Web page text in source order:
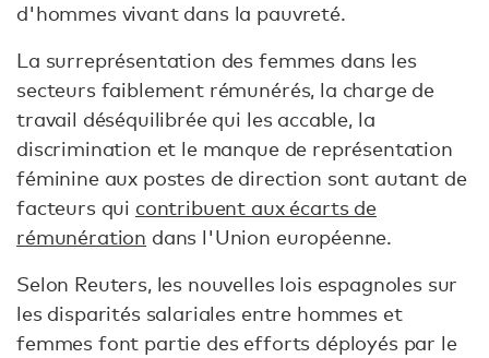
d'hommes vivant dans la pauvreté.
La surreprésentation des femmes dans les
secteurs faiblement rémunérés, la charge de
travail déséquilibrée qui les accable, la
discrimination et le manque de représentation
féminine aux postes de direction sont autant de
facteurs qui contribuent aux écarts de
rémunération dans l'Union européenne.
Selon Reuters, les nouvelles lois espagnoles sur
les disparités salariales entre hommes et
femmes font partie des efforts déployés par le